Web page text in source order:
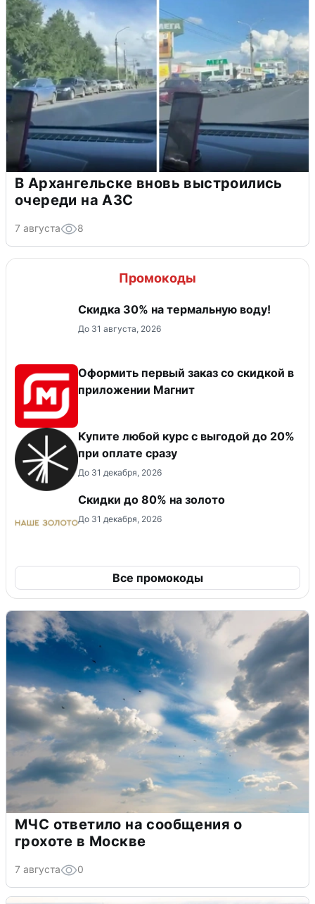
В Архангельске вновь выстроились
очереди на АЗС
7 августа 8
Промокоды
Скидка 30% на термальную воду!
До 31 августа, 2026
Оформить первый заказ со скидкой в
приложении Магнит
Купите любой курс с выгодой до 20%
при оплате сразу
До 31 декабря, 2026
Скидки до 80% на золото
До 31 декабря, 2026
Все промокоды
МЧС ответило на сообщения о
грохоте в Москве
7 августа 0